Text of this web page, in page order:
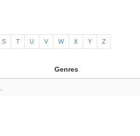
S T U V W X Y Z
Genres